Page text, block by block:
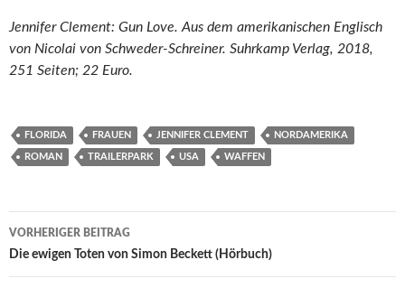
Jennifer Clement: Gun Love. Aus dem amerikanischen Englisch
von Nicolai von Schweder-Schreiner. Suhrkamp Verlag, 2018,
251 Seiten; 22 Euro.
FLORIDA FRAUEN JENNIFER CLEMENT NORDAMERIKA
ROMAN TRAILERPARK USA WAFFEN
Beitragsnavigation
VORHERIGER BEITRAG
Die ewigen Toten von Simon Beckett (Hörbuch)